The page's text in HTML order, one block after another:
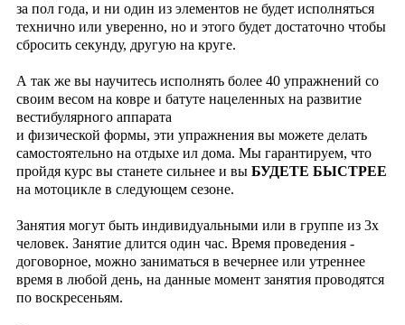
за пол года, и ни один из элементов не будет исполняться
технично или уверенно, но и этого будет достаточно чтобы
сбросить секунду, другую на круге.
А так же вы научитесь исполнять более 40 упражнений со
своим весом на ковре и батуте нацеленных на развитие
вестибулярного аппарата
и физической формы, эти упражнения вы можете делать
самостоятельно на отдыхе ил дома. Мы гарантируем, что
пройдя курс вы станете сильнее и вы БУДЕТЕ БЫСТРЕЕ
на мотоцикле в следующем сезоне.
Занятия могут быть индивидуальными или в группе из 3х
человек. Занятие длится один час. Время проведения -
договорное, можно заниматься в вечернее или утреннее
время в любой день, на данные момент занятия проводятся
по воскресеньям.